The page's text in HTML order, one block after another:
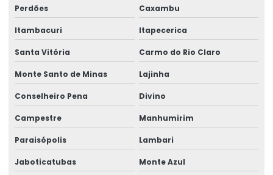
Perdões Caxambu
Itambacuri Itapecerica
Santa Vitória Carmo do Rio Claro
Monte Santo de Minas Lajinha
Conselheiro Pena Divino
Campestre Manhumirim
Paraisópolis Lambari
Jaboticatubas Monte Azul